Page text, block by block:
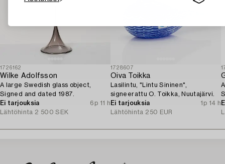
1726162
Wilke Adolfsson
A large Swedish glass object,
Signed and dated 1987.
Ei tarjouksia
6p 11 h
Lähtöhinta 2 500 SEK
1728607
Oiva Toikka
Lasilintu, "Lintu Sininen",
signeerattu O. Toikka, Nuutajärvi.
Ei tarjouksia
1p 14 h
Lähtöhinta 250 EUR